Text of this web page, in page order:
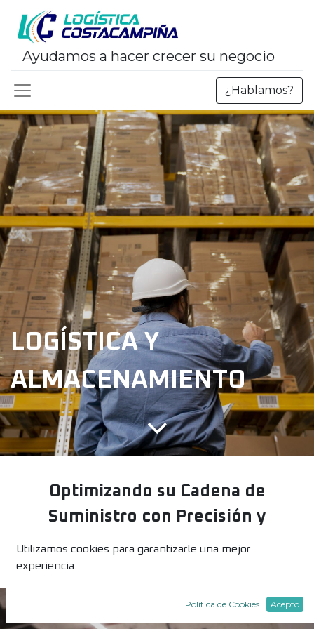
Ayudamos a hacer crecer su negocio
¿Hablamos?
LOGÍSTICA Y
ALMACENAMIENTO
Optimizando su Cadena de
Suministro con Precisión y
Eficiencia
Utilizamos cookies para garantizarle una mejor
experiencia.
Política de Cookies Acepto